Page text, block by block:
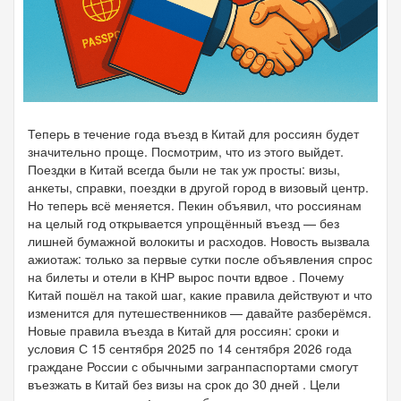
Теперь в течение года въезд в Китай для россиян будет
значительно проще. Посмотрим, что из этого выйдет.
Поездки в Китай всегда были не так уж просты: визы,
анкеты, справки, поездки в другой город в визовый центр.
Но теперь всё меняется. Пекин объявил, что россиянам
на целый год открывается упрощённый въезд — без
лишней бумажной волокиты и расходов. Новость вызвала
ажиотаж: только за первые сутки после объявления спрос
на билеты и отели в КНР вырос почти вдвое . Почему
Китай пошёл на такой шаг, какие правила действуют и что
изменится для путешественников — давайте разберёмся.
Новые правила въезда в Китай для россиян: сроки и
условия С 15 сентября 2025 по 14 сентября 2026 года
граждане России с обычными загранпаспортами смогут
въезжать в Китай без визы на срок до 30 дней . Цели